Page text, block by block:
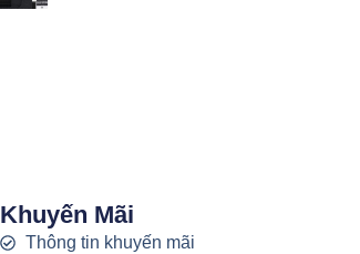
Khuyến Mãi
Thông tin khuyến mãi